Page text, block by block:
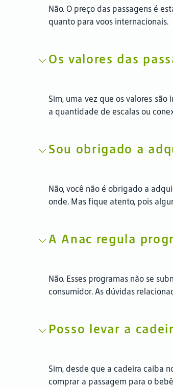
Não. O preço das passagens é
quanto para voos internacionais.
Os valores das
Sim, uma vez que os valores
a quantidade de escalas ou
Sou obrigado a
Não, você não é obrigado a
onde. Mas fique atento, pois
A Anac regula
Não. Esses programas não se
consumidor. As dúvidas
Posso levar a
Sim, desde que a cadeira caiba
comprar a passagem para o